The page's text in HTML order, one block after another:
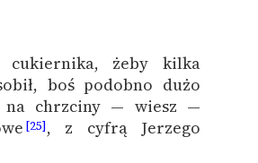
cukiernika, żeby kilka
boś podobno dużo
na chrzciny — wiesz —
[25], z cyfrą Jerzego